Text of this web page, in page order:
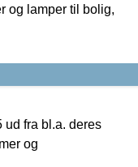
og lamper til bolig,
fra bl.a. deres
og